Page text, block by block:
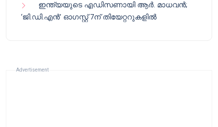
ഇന്ത്യയുടെ എഡിസണായി ആർ. മാധവൻ;
‘ജി.ഡി.എൻ’ ഓഗസ്റ്റ് 7ന് തിയേറ്ററുകളിൽ
Advertisement